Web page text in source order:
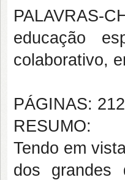
PALAVRAS-
educação
colaborativo,
PÁGINAS: 212
RESUMO:
Tendo em
dos grandes